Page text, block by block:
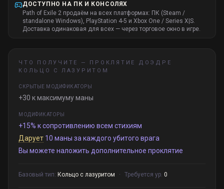
ДОСТУПНО НА ПК И КОНСОЛЯХ
Path of Exile 2 продаём на всех платформах: ПК (Steam /
standalone Windows), PlayStation 4-5 и Xbox One / Series X|S.
Доставка одинаковая для всех — через торговое окно в игре.
ЧТО ПОЛУЧИТЕ — ПРОКЛЯТИЕ ДОЭДРЕ
КОЛЬЦО С ЛАЗУРИТОМ
СКРЫТЫЕ МОДИФИКАТОРЫ
+30 к максимуму маны
МОДИФИКАТОРЫ
+15% к сопротивлению всем стихиям
Дарует 10 маны за каждого убитого врага
Вы можете наложить дополнительное проклятие
Базовый тип: Кольцо с лазуритом · Требуется ур. 0